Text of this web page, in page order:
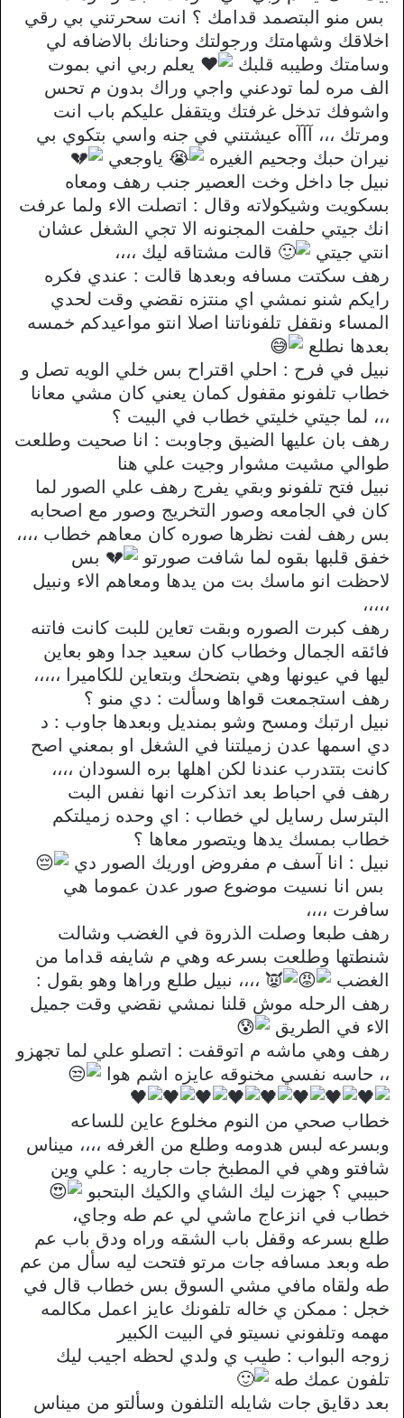
بس منو البتصمد قدامك ؟ انت سحرتني بي رقي
اخلاقك وشهامتك ورجولتك وحنانك بالاضافه لي
وسامتك وطيبه قلبك
يعلم ربي اني بموت
الف مره لما تودعني واجي وراك بدون م تحس
واشوفك تدخل غرفتك ويتقفل عليكم باب انت
ومرتك ،،، آآآه عيشتني في جنه واسي بتكوي بي
نيران حبك وجحيم الغيره
ياوجعي
نبيل جا داخل وخت العصير جنب رهف ومعاه
بسكويت وشيكولاته وقال : اتصلت الاء ولما عرفت
انك جيتي حلفت المجنونه الا تجي الشغل عشان
انتي جيتي
قالت مشتاقه ليك ،،،،
رهف سكتت مسافه وبعدها قالت : عندي فكره
رايكم شنو نمشي اي منتزه نقضي وقت لحدي
المساء ونقفل تلفوناتنا اصلا انتو مواعيدكم خمسه
بعدها نطلع
نبيل في فرح : احلي اقتراح بس خلي الويه تصل و
خطاب تلفونو مقفول كمان يعني كان مشي معانا
،،، لما جيتي خليتي خطاب في البيت ؟
رهف بان عليها الضيق وجاوبت : انا صحيت وطلعت
طوالي مشيت مشوار وجيت علي هنا
نبيل فتح تلفونو وبقي يفرج رهف علي الصور لما
كان في الجامعه وصور التخريج وصور مع اصحابه
بس رهف لفت نظرها صوره كان معاهم خطاب ،،،،
خفق قلبها بقوه لما شافت صورتو
بس
لاحظت انو ماسك بت من يدها ومعاهم الاء ونبيل
،،،،،
رهف كبرت الصوره وبقت تعاين للبت كانت فاتنه
فائقه الجمال وخطاب كان سعيد جدا وهو بعاين
ليها في عيونها وهي بتضحك وبتعاين للكاميرا ،،،،،
رهف استجمعت قواها وسألت : دي منو ؟
نبيل ارتبك ومسح وشو بمنديل وبعدها جاوب : د
دي اسمها عدن زميلتنا في الشغل او بمعني اصح
كانت بتتدرب عندنا لكن اهلها بره السودان ،،،،
رهف في احباط بعد اتذكرت انها نفس البت
البترسل رسايل لي خطاب : اي وحده زميلتكم
خطاب بمسك يدها ويتصور معاها ؟
نبيل : انا آسف م مفروض اوريك الصور دي
بس انا نسيت موضوع صور عدن عموما هي
سافرت ،،،،
رهف طبعا وصلت الذروة في الغضب وشالت
شنطتها وطلعت بسرعه وهي م شايفه قداما من
الغضب
،،،، نبيل طلع وراها وهو بقول :
رهف الرحله موش قلنا نمشي نقضي وقت جميل
الاء في الطريق
رهف وهي ماشه م اتوقفت : اتصلو علي لما تجهزو
،، حاسه نفسي مخنوقه عايزه اشم هوا
خطاب صحي من النوم مخلوع عاين للساعه
وبسرعه لبس هدومه وطلع من الغرفه ،،،، ميناس
شافتو وهي في المطبخ جات جاريه : علي وين
حبيبي ؟ جهزت ليك الشاي والكيك البتحبو
خطاب في انزعاج ماشي لي عم طه وجاي،
طلع بسرعه وقفل باب الشقه وراه ودق باب عم
طه وبعد مسافه جات مرتو فتحت ليه سأل من عم
طه ولقاه مافي مشي السوق بس خطاب قال في
خجل : ممكن ي خاله تلفونك عايز اعمل مكالمه
مهمه وتلفوني نسيتو في البيت الكبير
زوجه البواب : طيب ي ولدي لحظه اجيب ليك
تلفون عمك طه
بعد دقايق جات شايله التلفون وسألتو من ميناس